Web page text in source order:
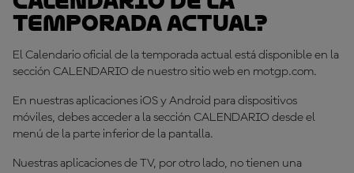
temporada actual?
El Calendario oficial de la temporada actual está disponible en la
sección CALENDARIO de nuestro sitio web en motgp.com.
En nuestras aplicaciones iOS y Android para dispositivos
móviles, debes acceder a la sección CALENDARIO desde el
menú de la parte inferior de la pantalla.
Nuestras aplicaciones de TV, por otro lado, no tienen una